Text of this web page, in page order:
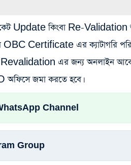
Update কিংবা Re-
OBC Certificate এর ক্যাটাগরি
এর জন্য অনলাইন
অফিসে জমা করতে হবে।
Channel
Group